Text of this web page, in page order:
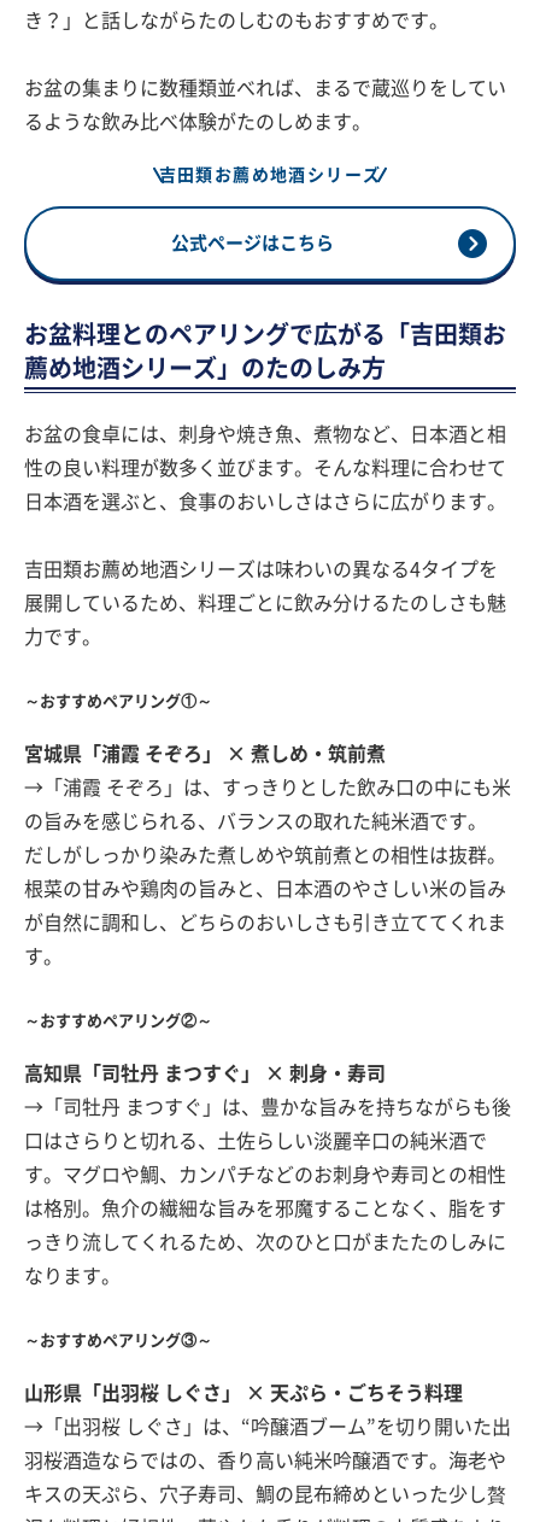
き？」と話しながらたのしむのもおすすめです。
お盆の集まりに数種類並べれば、まるで蔵巡りをしてい
るような飲み比べ体験がたのしめます。
吉田類お薦め地酒シリーズ
公式ページはこちら
お盆料理とのペアリングで広がる「吉田類お
薦め地酒シリーズ」のたのしみ方
お盆の食卓には、刺身や焼き魚、煮物など、日本酒と相
性の良い料理が数多く並びます。そんな料理に合わせて
日本酒を選ぶと、食事のおいしさはさらに広がります。
吉田類お薦め地酒シリーズは味わいの異なる4タイプを
展開しているため、料理ごとに飲み分けるたのしさも魅
力です。
～おすすめペアリング①～
宮城県「浦霞 そぞろ」 × 煮しめ・筑前煮
→「浦霞 そぞろ」は、すっきりとした飲み口の中にも米
の旨みを感じられる、バランスの取れた純米酒です。
だしがしっかり染みた煮しめや筑前煮との相性は抜群。
根菜の甘みや鶏肉の旨みと、日本酒のやさしい米の旨み
が自然に調和し、どちらのおいしさも引き立ててくれま
す。
～おすすめペアリング②～
高知県「司牡丹 まつすぐ」 × 刺身・寿司
→「司牡丹 まつすぐ」は、豊かな旨みを持ちながらも後
口はさらりと切れる、土佐らしい淡麗辛口の純米酒で
す。マグロや鯛、カンパチなどのお刺身や寿司との相性
は格別。魚介の繊細な旨みを邪魔することなく、脂をす
っきり流してくれるため、次のひと口がまたたのしみに
なります。
～おすすめペアリング③～
山形県「出羽桜 しぐさ」 × 天ぷら・ごちそう料理
→「出羽桜 しぐさ」は、“吟醸酒ブーム”を切り開いた出
羽桜酒造ならではの、香り高い純米吟醸酒です。海老や
キスの天ぷら、穴子寿司、鯛の昆布締めといった少し贅